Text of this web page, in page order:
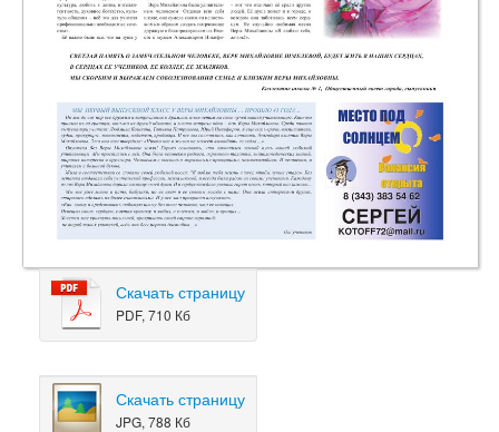
Скачать страницу
PDF, 710 Кб
Скачать страницу
JPG, 788 Кб